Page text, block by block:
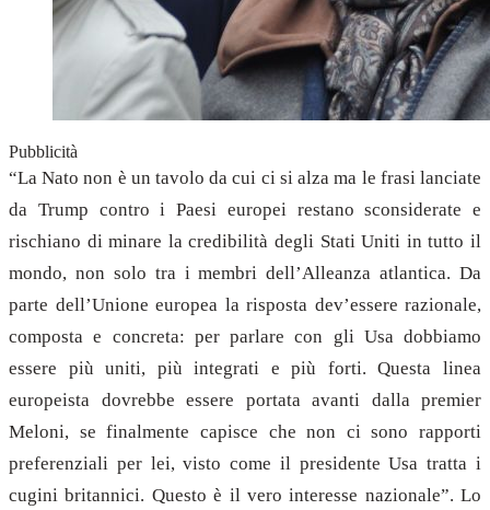
Pubblicità
“La Nato non è un tavolo da cui ci si alza ma le frasi lanciate
da Trump contro i Paesi europei restano sconsiderate e
rischiano di minare la credibilità degli Stati Uniti in tutto il
mondo, non solo tra i membri dell’Alleanza atlantica. Da
parte dell’Unione europea la risposta dev’essere razionale,
composta e concreta: per parlare con gli Usa dobbiamo
essere più uniti, più integrati e più forti. Questa linea
europeista dovrebbe essere portata avanti dalla premier
Meloni, se finalmente capisce che non ci sono rapporti
preferenziali per lei, visto come il presidente Usa tratta i
cugini britannici. Questo è il vero interesse nazionale”. Lo